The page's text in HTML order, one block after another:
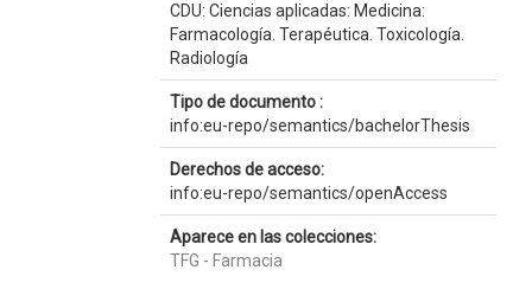
CDU: Ciencias aplicadas: Medicina:
Farmacología. Terapéutica. Toxicología.
Radiología
Tipo de documento :
info:eu-repo/semantics/bachelorThesis
Derechos de acceso:
info:eu-repo/semantics/openAccess
Aparece en las colecciones:
TFG - Farmacia